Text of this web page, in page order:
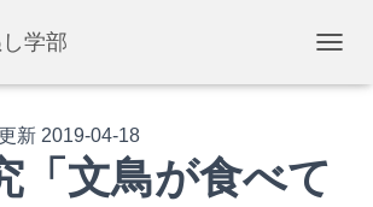
学部
ビ
新 2019-04-18
「文鳥が食べて